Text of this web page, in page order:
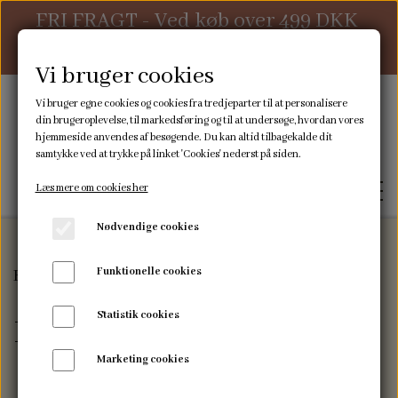
FRI FRAGT - Ved køb over 499 DKK
WEBSHOP
Forside Pusletid Pusleunderlag
Pusleunderlag
Vi bruger cookies
Vi bruger egne cookies og cookies fra tredjeparter til at personalisere
din brugeroplevelse, til markedsføring og til at undersøge, hvordan vores
hjemmeside anvendes af besøgende. Du kan altid tilbagekalde dit
samtykke ved at trykke på linket 'Cookies' nederst på siden.
Læs mere om cookies her
Nødvendige cookies
Funktionelle cookies
Statistik cookies
Marketing cookies